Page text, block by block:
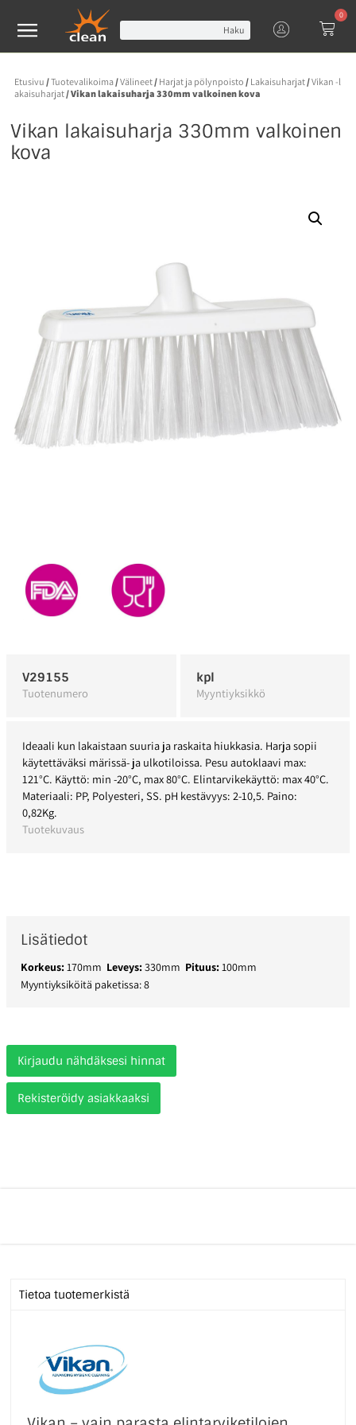
Haku
0
Etusivu /Tuotevalikoima/Välineet/ Harjat ja pölynpoisto / Lakaisuharjat/Vikan -l
akaisuharjat/ Vikan lakaisuharja 330mm valkoinen kova
Vikan lakaisuharja 330mm valkoinen
kova
V29155
Tuotenumero
kpl
Myyntiyksikkö
Ideaali kun lakaistaan suuria ja raskaita hiukkasia. Harja sopii
käytettäväksi märissä- ja ulkotiloissa. Pesu autoklaavi max:
121°C. Käyttö: min -20°C, max 80°C. Elintarvikekäyttö: max 40°C.
Materiaali: PP, Polyesteri, SS. pH kestävyys: 2-10,5. Paino:
0,82Kg.
Tuotekuvaus
Lisätiedot
Korkeus:170mm Leveys:330mm Pituus:100mm
Myyntiyksiköitä paketissa: 8
Kirjaudu nähdäksesi hinnat
Rekisteröidy asiakkaaksi
Tietoa tuotemerkistä